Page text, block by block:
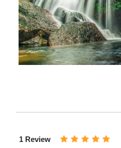
1 Review